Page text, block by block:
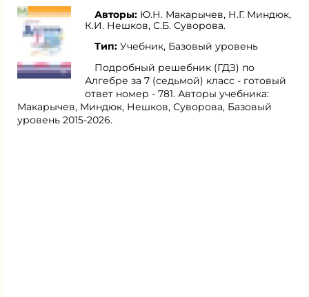
Авторы: Ю.Н. Макарычев, Н.Г. Миндюк,
К.И. Нешков, С.Б. Суворова.
Тип: Учебник, Базовый уровень
Подробный решебник (ГДЗ) по
Алгебре за 7 (седьмой) класс - готовый
ответ номер - 781. Авторы учебника:
Макарычев, Миндюк, Нешков, Суворова, Базовый
уровень 2015-2026.